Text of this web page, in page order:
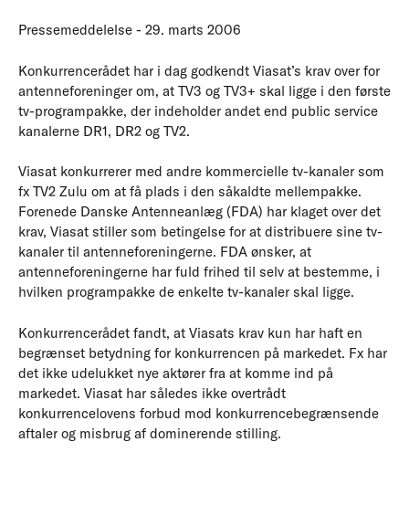
Pressemeddelelse - 29. marts 2006
Konkurrencerådet har i dag godkendt Viasat’s krav over for
antenneforeninger om, at TV3 og TV3+ skal ligge i den første
tv-programpakke, der indeholder andet end public service
kanalerne DR1, DR2 og TV2.
Viasat konkurrerer med andre kommercielle tv-kanaler som
fx TV2 Zulu om at få plads i den såkaldte mellempakke.
Forenede Danske Antenneanlæg (FDA) har klaget over det
krav, Viasat stiller som betingelse for at distribuere sine tv-
kanaler til antenneforeningerne. FDA ønsker, at
antenneforeningerne har fuld frihed til selv at bestemme, i
hvilken programpakke de enkelte tv-kanaler skal ligge.
Konkurrencerådet fandt, at Viasats krav kun har haft en
begrænset betydning for konkurrencen på markedet. Fx har
det ikke udelukket nye aktører fra at komme ind på
markedet. Viasat har således ikke overtrådt
konkurrencelovens forbud mod konkurrencebegrænsende
aftaler og misbrug af dominerende stilling.